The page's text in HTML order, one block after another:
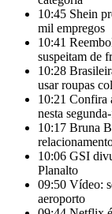
10:45 Shein
mil empregos
10:41
suspeitam de
10:28
usar roupas
10:21 Confira
nesta
10:17 Bruna
10:06 GSI
Planalto
09:50 Vídeo:
aeroporto